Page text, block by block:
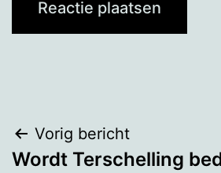
Bericht
Vorig bericht
Wordt Terschelling